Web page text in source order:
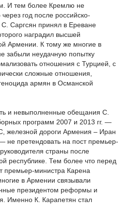
И тем более Кремлю не
год после российско-
С. Саргсян принял в Ереване
наградил высшей
Армении. К тому же многие в
забыли неудачную попытку
отношения с Турцией, с
сложные отношения,
армян в Османской
и невыполненные обещания С.
программ 2007 и 2013 гг. —
железной дороги Армения – Иран
не претендовать на пост премьер-
страны после
республике. Тем более что перед
премьер-министра Карена
в Армении связывали
президентом реформы и
Именно К. Карапетян стал